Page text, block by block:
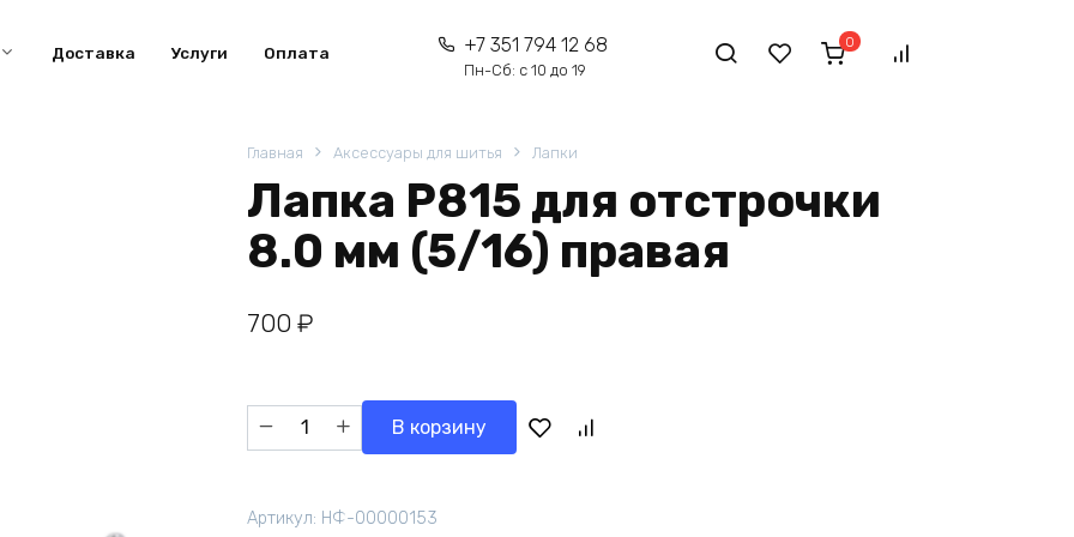
Доставка Услуги Оплата +7 351 794 12 68
Пн-Сб: с 10 до 19
0
Главная Аксессуары для шитья Лапки
Лапка P815 для отстрочки
8.0 мм (5/16) правая
700 ₽
Количество
товара
для
В корзину
Артикул: НФ-00000153